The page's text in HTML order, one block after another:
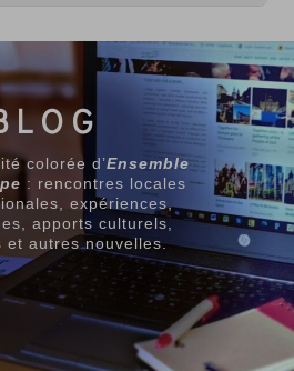
colorée d’Ensemble
: rencontres locales
expériences,
apports culturels,
et autres nouvelles.